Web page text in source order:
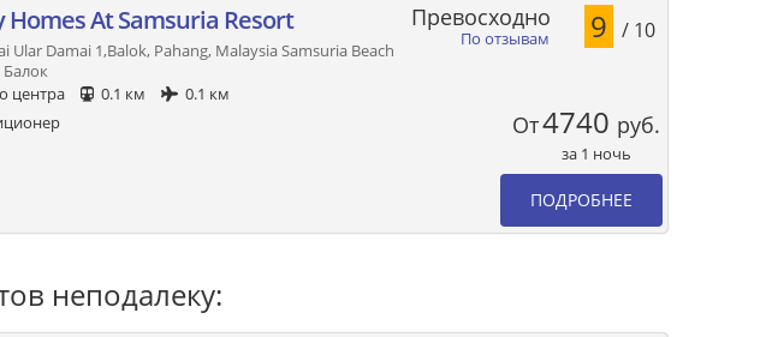
Homes At Samsuria Resort
Ular Damai 1,Balok, Pahang, Malaysia Samsuria Beach
Балок
центра
0.1 км
0.1 км
По отзывам
Превосходно 9 / 10
От4740 руб.
за 1 ночь
ПОДРОБНЕЕ
неподалеку: